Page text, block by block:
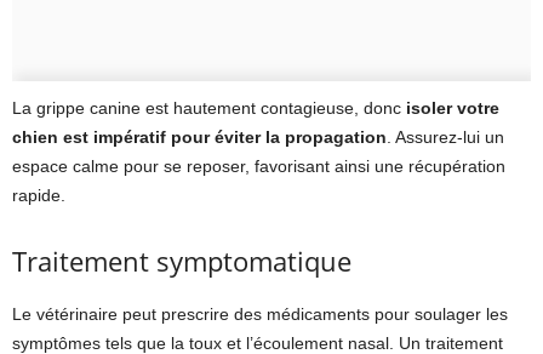
La grippe canine est hautement contagieuse, donc isoler votre
chien est impératif pour éviter la propagation . Assurez-lui un
espace calme pour se reposer, favorisant ainsi une récupération
rapide.
Traitement symptomatique
Le vétérinaire peut prescrire des médicaments pour soulager les
symptômes tels que la toux et l’écoulement nasal. Un traitement